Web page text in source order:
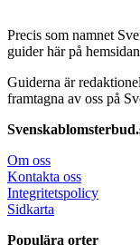
Precis som namnet
guider här på
Guiderna är
framtagna av oss på
Om oss
Kontakta oss
Integritetspolicy
Sidkarta
Populära orter